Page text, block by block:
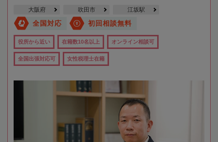
大阪府 吹田市 江坂駅
全国対応 初回相談無料
役所から近い 在籍数10名以上 オンライン相談可
全国出張対応可 女性税理士在籍